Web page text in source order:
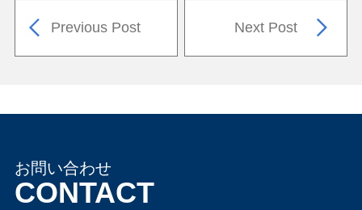
Previous Post Next Post
お問い合わせ
CONTACT